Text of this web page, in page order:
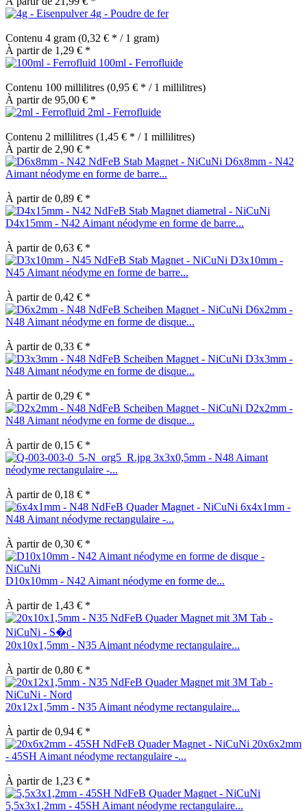
4g - Poudre de fer
Contenu 4 gram (0,32 € * / 1 gram)
À partir de 1,29 € *
100ml - Ferrofluide
Contenu 100 millilitres (0,95 € * / 1 millilitres)
À partir de 95,00 € *
2ml - Ferrofluide
Contenu 2 millilitres (1,45 € * / 1 millilitres)
À partir de 2,90 € *
D6x8mm - N42
Aimant néodyme en forme de barre...
À partir de 0,89 € *
D4x15mm - N42 Aimant néodyme en forme de barre...
À partir de 0,63 € *
D3x10mm -
N45 Aimant néodyme en forme de barre...
À partir de 0,42 € *
D6x2mm -
N48 Aimant néodyme en forme de disque...
À partir de 0,33 € *
D3x3mm -
N48 Aimant néodyme en forme de disque...
À partir de 0,29 € *
D2x2mm -
N48 Aimant néodyme en forme de disque...
À partir de 0,15 € *
3x3x0,5mm - N48 Aimant
néodyme rectangulaire -...
À partir de 0,18 € *
6x4x1mm -
N48 Aimant néodyme rectangulaire -...
À partir de 0,30 € *
D10x10mm - N42 Aimant néodyme en forme de...
À partir de 1,43 € *
20x10x1,5mm - N35 Aimant néodyme rectangulaire...
À partir de 0,80 € *
20x12x1,5mm - N35 Aimant néodyme rectangulaire...
À partir de 0,94 € *
20x6x2mm
- 45SH Aimant néodyme rectangulaire -...
À partir de 1,23 € *
5,5x3x1,2mm - 45SH Aimant néodyme rectangulaire...